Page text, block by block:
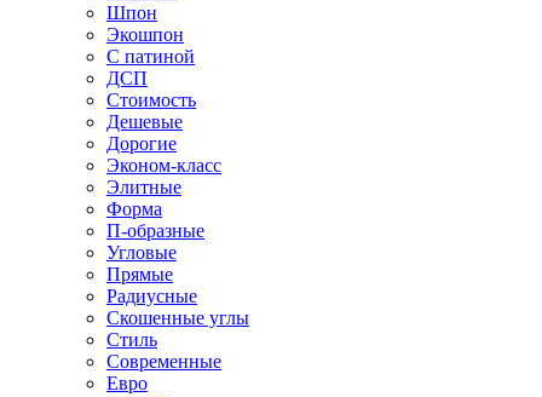
Шпон
Экошпон
С патиной
ДСП
Стоимость
Дешевые
Дорогие
Эконом-класс
Элитные
Форма
П-образные
Угловые
Прямые
Радиусные
Скошенные углы
Стиль
Современные
Евро